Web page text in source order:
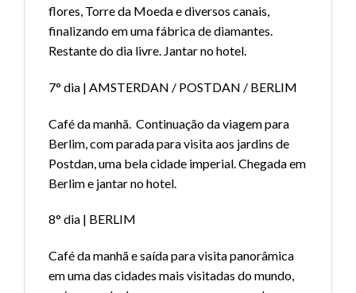
flores, Torre da Moeda e diversos canais,
finalizando em uma fábrica de diamantes.
Restante do dia livre. Jantar no hotel.
7° dia | AMSTERDAN / POSTDAN / BERLIM
Café da manhã. Continuação da viagem para
Berlim, com parada para visita aos jardins de
Postdan, uma bela cidade imperial. Chegada em
Berlim e jantar no hotel.
8° dia | BERLIM
Café da manhã e saída para visita panorâmica
em uma das cidades mais visitadas do mundo,